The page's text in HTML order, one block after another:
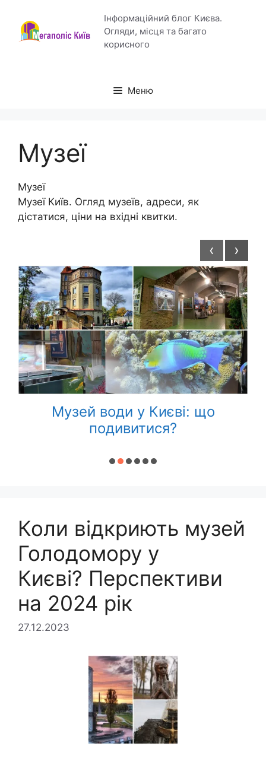
вмісту
Інформаційний блог Києва.
Огляди, місця та багато
корисного
Меню
Музеї
Музеї
Музеї Київ. Огляд музеїв, адреси, як
дістатися, ціни на вхідні квитки.
Музей води у Києві: що
подивитися?
‹ ›
Коли відкриють музей
Голодомору у
Києві? Перспективи
на 2024 рік
27.12.2023